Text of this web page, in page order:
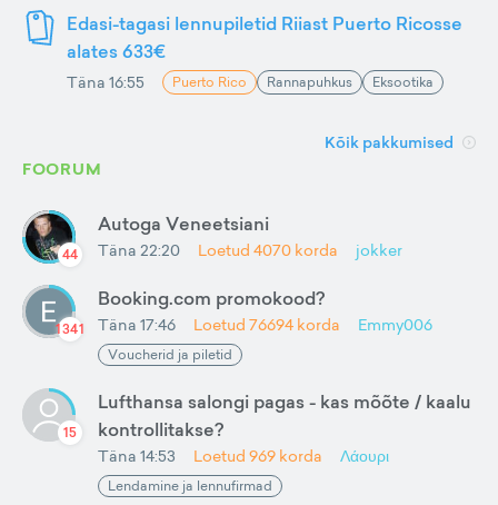
Edasi-tagasi lennupiletid Riiast Puerto Ricosse
alates 633€
Täna 16:55 Puerto Rico Rannapuhkus Eksootika
Kõik pakkumised
FOORUM
44
Autoga Veneetsiani
Täna 22:20 Loetud 4070 korda jokker
1341
Booking.com promokood?
Täna 17:46 Loetud 76694 korda Emmy006
Voucherid ja piletid
15
Lufthansa salongi pagas - kas mõõte / kaalu
kontrollitakse?
Täna 14:53 Loetud 969 korda Λάουρι
Lendamine ja lennufirmad